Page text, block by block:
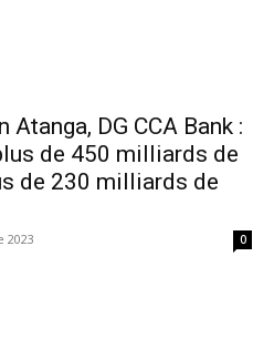
DG CCA Bank :
de 450 milliards de
de 230 milliards de
2023 0